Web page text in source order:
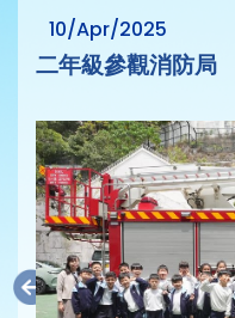
10/Apr/2025
二年級參觀消防局